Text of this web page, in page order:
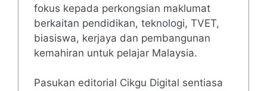
fokus kepada perkongsian maklumat
berkaitan pendidikan, teknologi, TVET,
biasiswa, kerjaya dan pembangunan
kemahiran untuk pelajar Malaysia.
Pasukan editorial Cikgu Digital sentiasa